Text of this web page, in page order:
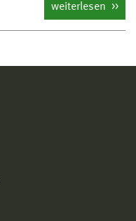
weiterlesen